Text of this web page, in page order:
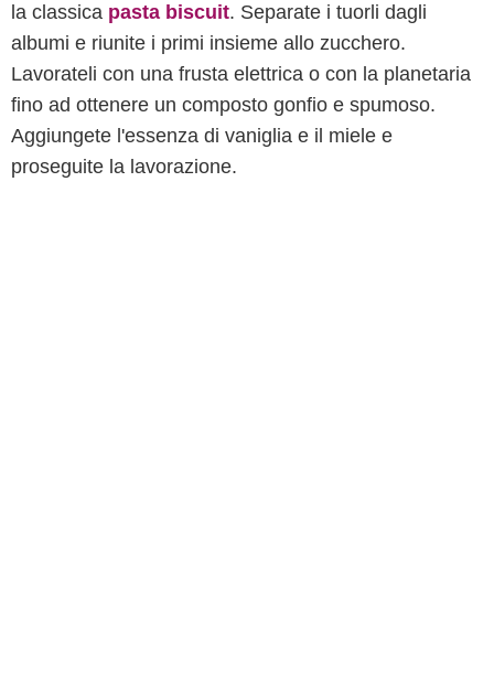
la classica pasta biscuit. Separate i tuorli dagli
albumi e riunite i primi insieme allo zucchero.
Lavorateli con una frusta elettrica o con la planetaria
fino ad ottenere un composto gonfio e spumoso.
Aggiungete l'essenza di vaniglia e il miele e
proseguite la lavorazione.